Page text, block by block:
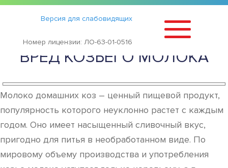
Версия для слабовидящих
Номер лицензии: ЛО-63-01-0516
Статьи ›
ПОЛЬЗА И ВОЗМОЖНЫЙ
ВРЕД КОЗЬЕГО МОЛОКА
Молоко домашних коз – ценный пищевой продукт,
популярность которого неуклонно растет с каждым
годом. Оно имеет насыщенный сливочный вкус,
пригодно для питья в необработанном виде. По
мировому объему производства и употребления